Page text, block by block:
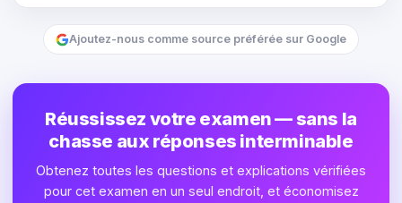
Ajoutez-nous comme source préférée sur Google
Réussissez votre examen — sans la
chasse aux réponses interminable
Obtenez toutes les questions et explications vérifiées
pour cet examen en un seul endroit, et économisez